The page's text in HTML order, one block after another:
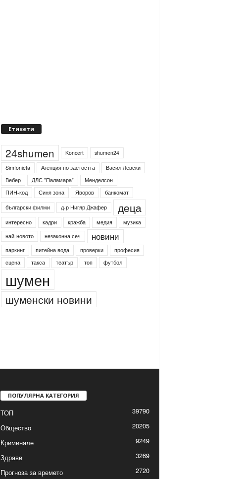
Етикети
24shumen Koncert
shumen24
Simfonieta
Агенция по заетостта
Васил Левски
Вебер
ДЛС "Паламара"
Менделсон
ПИН-код
Синя зона Яворов
банкомат
български филми
д-р Нигяр Джафер деца
интересно кадри кражба медия
най-новото
незаконна сеч новини
паркинг питейна вода проверки
професия
сцена
такса
шумен
ПОПУЛЯРНА КАТЕГОРИЯ
ТОП
39790
Общество
20205
Криминале
9249
Здраве
3269
Прогноза за времето
2720